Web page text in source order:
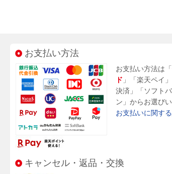
お支払い方法
お支払い方法は「
ド 」「楽天ペイ
決済」「ソフト
ン」からお選び
お支払いに関す
キャンセル・返品・交換